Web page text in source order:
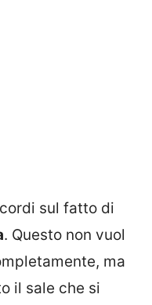
sul fatto di
. Questo non vuol
ma
il sale che si